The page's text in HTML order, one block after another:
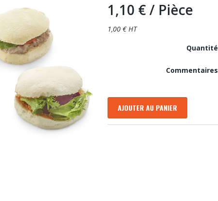
1,10 €/ Pièce
1,00 € HT
Quantité
Commentaires
AJOUTER AU PANIER